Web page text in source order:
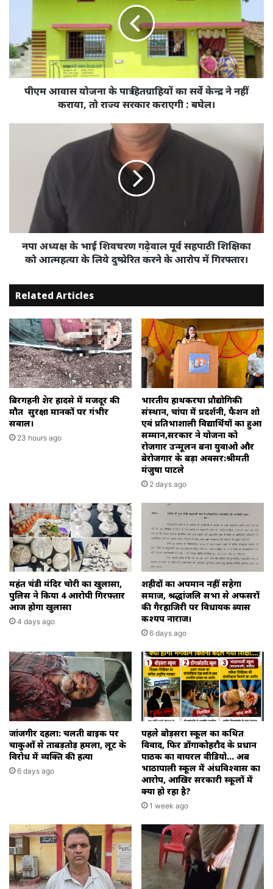
हितग्राहियों
का
सर्वे
केन्द्र
पीएम आवास योजना के पात्र हितग्राहियों का सर्वे केन्द्र ने नहीं
कराया, तो राज्य सरकार कराएगी : बघेल।
शिक्षिका
आत्महत्या
लिये
दुष्प्रेरित
करने
के
आरोप
में
गिरफ्तार।
नपा अध्यक्ष के भाई शिवचरण गढ़ेवाल पूर्व सहपाठी शिक्षिका
को आत्महत्या के लिये दुष्प्रेरित करने के आरोप में गिरफ्तार।
Related Articles
बिरगहनी क्रेशर हादसे में मजदूर की
मौत सुरक्षा मानकों पर गंभीर
सवाल।
23 hours ago
भारतीय हाथकरघा प्रौद्योगिकी
संस्थान, चांपा में प्रदर्शनी, फैशन शो
एवं प्रतिभाशाली विद्यार्थियों का हुआ
सम्मान,सरकार ने योजना को
रोजगार उन्मूलन बना युवाओ और
बेरोजगार के बड़ा अवसर:श्रीमती
मंजुषा पाटले
2 days ago
महंत चंडी मंदिर चोरी का खुलासा,
पुलिस ने किया 4 आरोपी गिरफ्तार
आज होगा खुलासा
4 days ago
शहीदों का अपमान नहीं सहेगा
समाज, श्रद्धांजलि सभा से अफसरों
की गैरहाजिरी पर विधायक ब्यास
कश्यप नाराज।
6 days ago
जांजगीर दहला: चलती बाइक पर
चाकुओं से ताबड़तोड़ हमला, लूट के
विरोध में व्यक्ति की हत्या
6 days ago
पहले बोड़सरा स्कूल का कथित
विवाद, फिर डोंगाकोहरौद के प्रधान
पाठक का वायरल वीडियो… अब
भाठापाली स्कूल में अंधविश्वास का
आरोप, आखिर सरकारी स्कूलों में
क्या हो रहा है?
1 week ago